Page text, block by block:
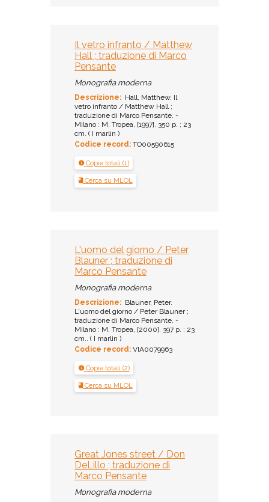
Il vetro infranto / Matthew
Hall ; traduzione di Marco
Pensante
Monografia moderna
Descrizione: Hall, Matthew. Il
vetro infranto / Matthew Hall ;
traduzione di Marco Pensante. -
Milano : M. Tropea, [1997]. 350 p. ; 23
cm. ( I marlin )
Codice record: TO00590615
Copie totali (1)
Cerca su MLOL
L'uomo del giorno / Peter
Blauner ; traduzione di
Marco Pensante
Monografia moderna
Descrizione: Blauner, Peter.
L'uomo del giorno / Peter Blauner ;
traduzione di Marco Pensante. -
Milano : M. Tropea, [2000]. 397 p. ; 23
cm.. ( I marlin )
Codice record: VIA0079963
Copie totali (2)
Cerca su MLOL
Great Jones street / Don
DeLillo ; traduzione di
Marco Pensante
Monografia moderna